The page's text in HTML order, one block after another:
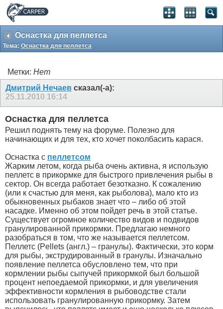
Оснастка для пеллетса
Тема: Оснастка для пеллетса
Метки: Нет
Дмитрий Нечаев сказал(-а):
25.11.2010 16:14
Оснастка для пеллетса
Решил поднять тему на форуме. Полезно для
начинающих и для тех, кто хочет поколбасить карася.
Оснастка с пеллетсом
Жарким летом, когда рыба очень активна, я использую
пеллетс в прикормке для быстрого привлечения рыбы в
сектор. Он всегда работает безотказно. К сожалению
(или к счастью для меня, как рыболова), мало кто из
обыкновенных рыбаков знает что – либо об этой
насадке. Именно об этом пойдет речь в этой статье.
Существует огромное количество видов и подвидов
гранулированной прикормки. Предлагаю немного
разобраться в том, что же называется пеллетсом.
Пеллетс (Pellets (англ.) – гранулы). Фактически, это корм
для рыбы, экструдированный в гранулы. Изначально
появление пеллетса обусловлено тем, что при
кормлении рыбы сыпучей прикормкой был большой
процент непоедаемой прикормки, и для увеличения
эффективности кормления в рыбоводстве стали
использовать гранулированную прикормку. Затем